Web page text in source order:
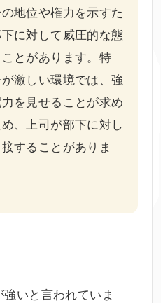
地位や権力を示すた
に対して威圧的な態
とがあります。特
激しい環境では、強
を見せることが求め
、上司が部下に対し
することがありま
いと言われていま